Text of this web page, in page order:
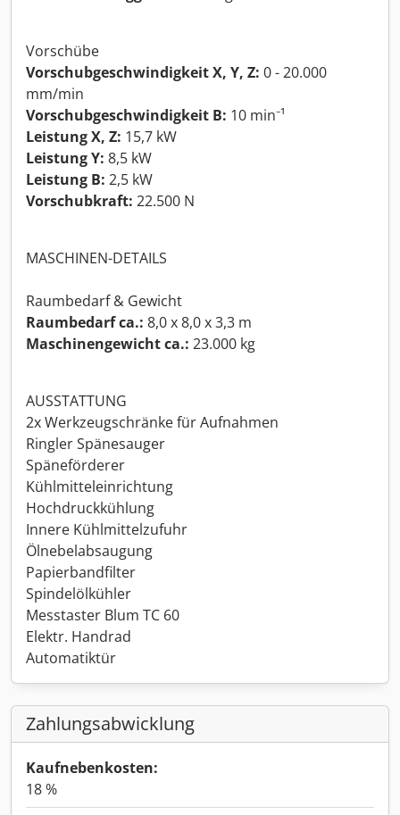
Vorschübe
Vorschubgeschwindigkeit X, Y, Z: 0 - 20.000
mm/min
Vorschubgeschwindigkeit B: 10 min⁻¹
Leistung X, Z: 15,7 kW
Leistung Y: 8,5 kW
Leistung B: 2,5 kW
Vorschubkraft: 22.500 N
MASCHINEN-DETAILS
Raumbedarf & Gewicht
Raumbedarf ca.: 8,0 x 8,0 x 3,3 m
Maschinengewicht ca.: 23.000 kg
AUSSTATTUNG
2x Werkzeugschränke für Aufnahmen
Ringler Spänesauger
Späneförderer
Kühlmitteleinrichtung
Hochdruckkühlung
Innere Kühlmittelzufuhr
Ölnebelabsaugung
Papierbandfilter
Spindelölkühler
Messtaster Blum TC 60
Elektr. Handrad
Automatiktür
Zahlungsabwicklung
Kaufnebenkosten:
18 %